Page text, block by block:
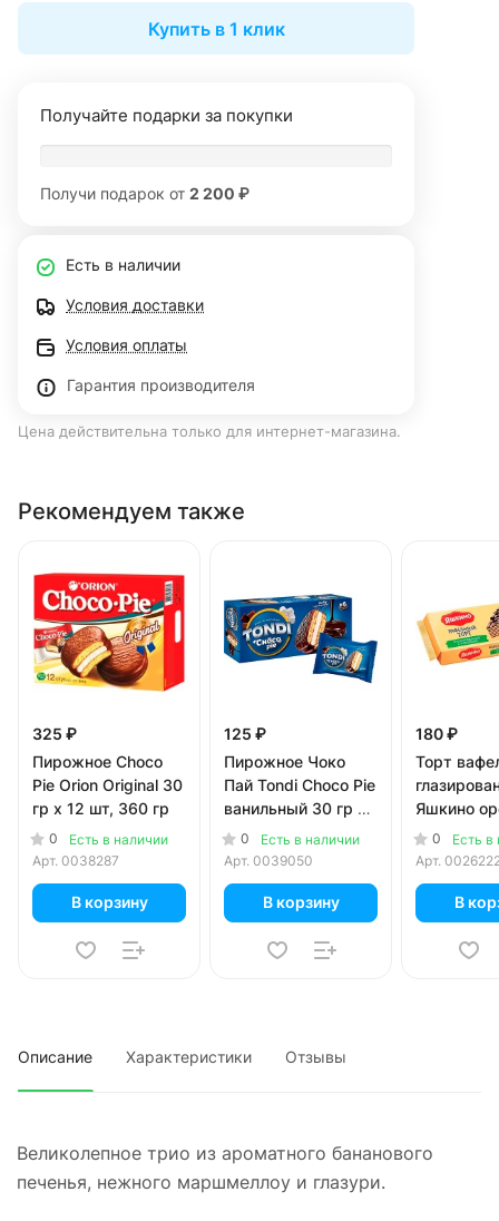
Купить в 1 клик
Получайте подарки за покупки
Получи подарок от 2 200 ₽
Есть в наличии
Условия доставки
Условия оплаты
Гарантия производителя
Цена действительна только для интернет-магазина.
Рекомендуем также
325 ₽
Пирожное Choco
Pie Orion Original 30
гр х 12 шт, 360 гр
0
Есть в наличии
Арт. 0038287
В корзину
125 ₽
Пирожное Чоко
Пай Tondi Choco Pie
ванильный 30 гр х
6 шт
0
Есть в наличии
Арт. 0039050
В корзину
180 ₽
Торт
Яшкино
250 гр
0
Есть в
Арт.
В
Описание Характеристики Отзывы
Великолепное трио из ароматного бананового
печенья, нежного маршмеллоу и глазури.